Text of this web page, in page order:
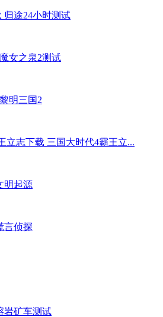
归途24小时测试
魔女之泉2测试
黎明三国2
三国大时代4霸王立...
明起源
言侦探
岩矿车测试